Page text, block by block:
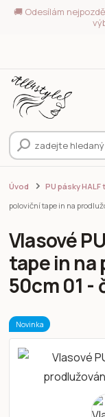
🚚 Odesílám
Úvod PU pásky
poloviční tape in na
Vlasové
tape in na
50cm 01 -
Novinka